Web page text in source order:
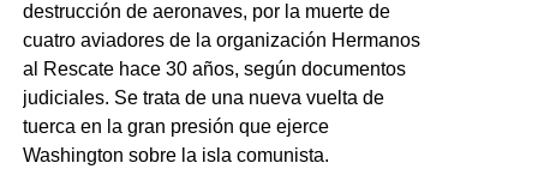
destrucción de aeronaves, por la muerte de
cuatro aviadores de la organización Hermanos
al Rescate hace 30 años, según documentos
judiciales. Se trata de una nueva vuelta de
tuerca en la gran presión que ejerce
Washington sobre la isla comunista.